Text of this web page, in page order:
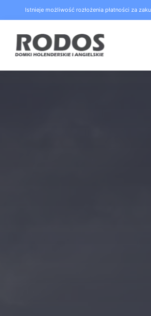
to
content
Istnieje możliwość rozłożenia płatności za